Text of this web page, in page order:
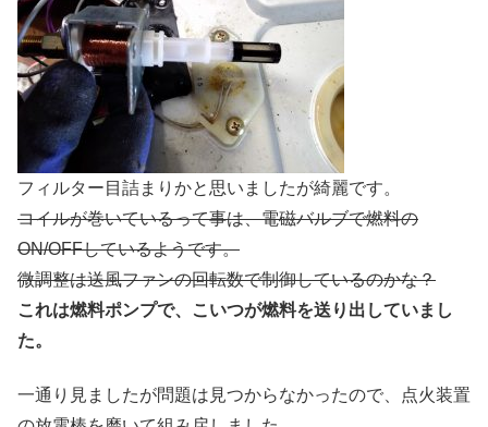
フィルター目詰まりかと思いましたが綺麗です。
コイルが巻いているって事は、電磁バルブで燃料の
ON/OFFしているようです。
微調整は送風ファンの回転数で制御しているのかな？
これは燃料ポンプで、こいつが燃料を送り出していまし
た。
一通り見ましたが問題は見つからなかったので、点火装置